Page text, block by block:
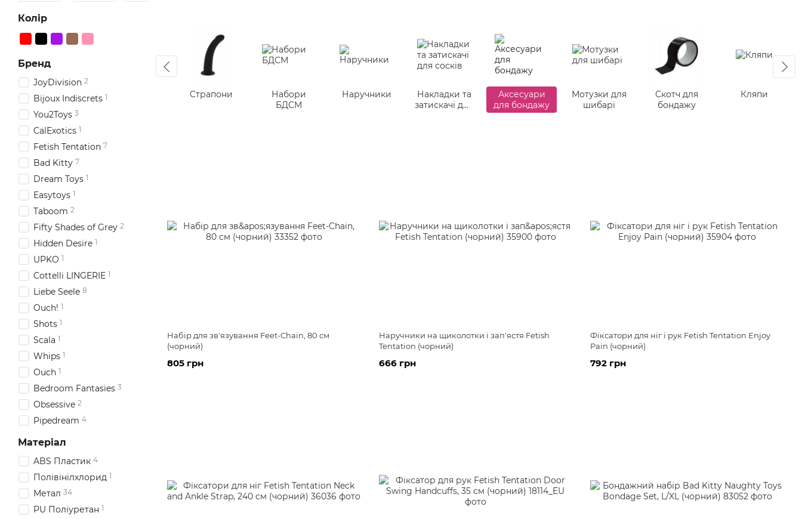
Страпони
Набори
БДСМ
Наручники
Накладки та
затискачі для
Аксесуари
для бондажу
Мотузки для
шибарі
Скотч для
бондажу
Кляпи
Набір для зв'язування Feet-Chain, 80 см
(чорний)
805 грн
Наручники на щиколотки і зап'ястя Fetish
Tentation (чорний)
666 грн
Фіксатори для ніг і рук Fetish Tentation Enjoy
Pain (чорний)
792 грн
Колір
Бренд
JoyDivision 2
Bijoux Indiscrets 1
You2Toys 3
CalExotics 1
Fetish Tentation 7
Bad Kitty 7
Dream Toys 1
Easytoys 1
Taboom 2
Fifty Shades of Grey 2
Hidden Desire 1
UPKO 1
Cottelli LINGERIE 1
Liebe Seele 8
Ouch! 1
Shots 1
Scala 1
Whips 1
Ouch 1
Bedroom Fantasies 3
Obsessive 2
Pipedream 4
Матеріал
ABS Пластик 4
Полівінілхлорид 1
Метал 34
PU Поліуретан 1